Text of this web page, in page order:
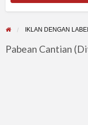
IKLAN DENGAN
Pabean Cantian